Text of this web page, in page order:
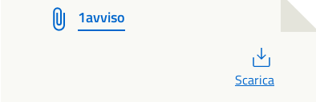
1avviso
Scarica